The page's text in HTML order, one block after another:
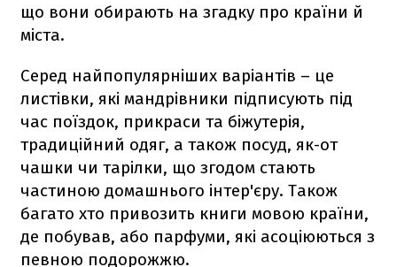
що вони обирають на згадку про країни й
міста.
Серед найпопулярніших варіантів – це
листівки, які мандрівники підписують під
час поїздок, прикраси та біжутерія,
традиційний одяг, а також посуд, як-от
чашки чи тарілки, що згодом стають
частиною домашнього інтер'єру. Також
багато хто привозить книги мовою країни,
де побував, або парфуми, які асоціюються з
певною подорожжю.